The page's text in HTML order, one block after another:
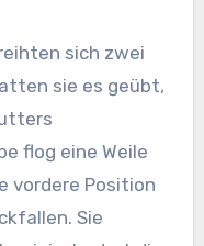
sich zwei
sie es geübt,
flog eine Weile
vordere Position
Sie